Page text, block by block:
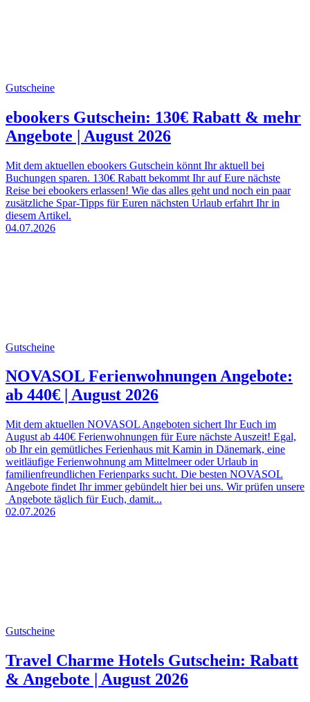
Gutscheine
ebookers Gutschein: 130€ Rabatt & mehr
Angebote | August 2026
Mit dem aktuellen ebookers Gutschein könnt Ihr aktuell bei
Buchungen sparen. 130€ Rabatt bekommt Ihr auf Eure nächste
Reise bei ebookers erlassen! Wie das alles geht und noch ein paar
zusätzliche Spar-Tipps für Euren nächsten Urlaub erfahrt Ihr in
diesem Artikel.
04.07.2026
Gutscheine
NOVASOL Ferienwohnungen Angebote:
ab 440€ | August 2026
Mit dem aktuellen NOVASOL Angeboten sichert Ihr Euch im
August ab 440€ Ferienwohnungen für Eure nächste Auszeit! Egal,
ob Ihr ein gemütliches Ferienhaus mit Kamin in Dänemark, eine
weitläufige Ferienwohnung am Mittelmeer oder Urlaub in
familienfreundlichen Ferienparks sucht. Die besten NOVASOL
Angebote findet Ihr immer gebündelt hier bei uns. Wir prüfen unsere
Angebote täglich für Euch, damit...
02.07.2026
Gutscheine
Travel Charme Hotels Gutschein: Rabatt
& Angebote | August 2026